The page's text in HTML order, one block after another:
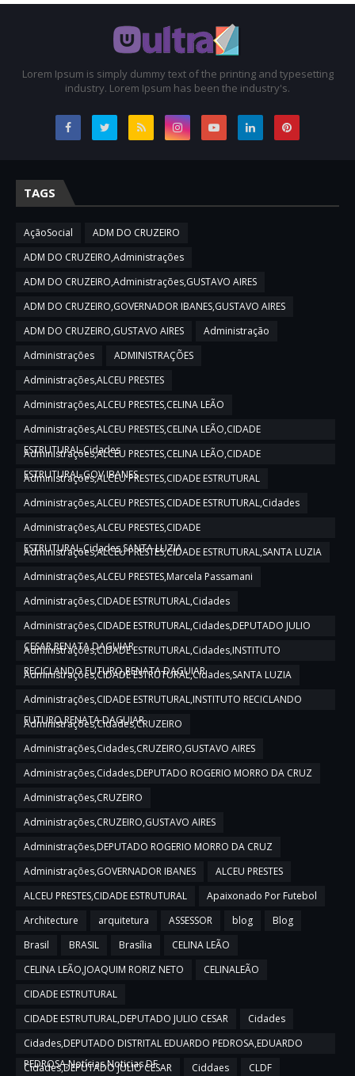
Lorem Ipsum is simply dummy text of the printing and typesetting
industry. Lorem Ipsum has been the industry's.
TAGS
AçãoSocial
ADM DO CRUZEIRO
ADM DO CRUZEIRO,Administrações
ADM DO CRUZEIRO,Administrações,GUSTAVO AIRES
ADM DO CRUZEIRO,GOVERNADOR IBANES,GUSTAVO AIRES
ADM DO CRUZEIRO,GUSTAVO AIRES
Administração
Administrações
ADMINISTRAÇÕES
Administrações,ALCEU PRESTES
Administrações,ALCEU PRESTES,CELINA LEÃO
Administrações,ALCEU PRESTES,CELINA LEÃO,CIDADE
ESTRUTURAL,Cidades
Administrações,ALCEU PRESTES,CELINA LEÃO,CIDADE
ESTRUTURAL,GOV IBANES
Administrações,ALCEU PRESTES,CIDADE ESTRUTURAL
Administrações,ALCEU PRESTES,CIDADE ESTRUTURAL,Cidades
Administrações,ALCEU PRESTES,CIDADE
ESTRUTURAL,Cidades,SANTA LUZIA
Administrações,ALCEU PRESTES,CIDADE ESTRUTURAL,SANTA LUZIA
Administrações,ALCEU PRESTES,Marcela Passamani
Administrações,CIDADE ESTRUTURAL,Cidades
Administrações,CIDADE ESTRUTURAL,Cidades,DEPUTADO JULIO
CESAR,RENATA DAGUIAR
Administrações,CIDADE ESTRUTURAL,Cidades,INSTITUTO
RECICLANDO FUTURO,RENATA DAGUIAR
Administrações,CIDADE ESTRUTURAL,Cidades,SANTA LUZIA
Administrações,CIDADE ESTRUTURAL,INSTITUTO RECICLANDO
FUTURO,RENATA DAGUIAR
Administrações,Cidades,CRUZEIRO
Administrações,Cidades,CRUZEIRO,GUSTAVO AIRES
Administrações,Cidades,DEPUTADO ROGERIO MORRO DA CRUZ
Administrações,CRUZEIRO
Administrações,CRUZEIRO,GUSTAVO AIRES
Administrações,DEPUTADO ROGERIO MORRO DA CRUZ
Administrações,GOVERNADOR IBANES
ALCEU PRESTES
ALCEU PRESTES,CIDADE ESTRUTURAL
Apaixonado Por Futebol
Architecture
arquitetura ASSESSOR blog
Blog
Brasil
BRASIL Brasília
CELINA LEÃO
CELINA LEÃO,JOAQUIM RORIZ NETO
CELINALEÃO
CIDADE ESTRUTURAL
CIDADE ESTRUTURAL,DEPUTADO JULIO CESAR
Cidades
Cidades,DEPUTADO DISTRITAL EDUARDO PEDROSA,EDUARDO
PEDROSA,Notícias,Noticias DF
Cidades,DEPUTADO JULIO CESAR Ciddaes
CLDF